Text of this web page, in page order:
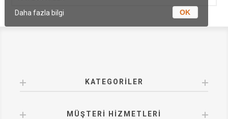
KATEGORILER
MÜŞTERI HIZMETLERI
OK
Daha fazla bilgi